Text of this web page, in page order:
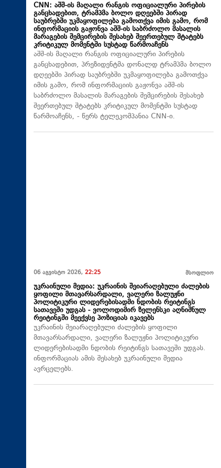
CNN: აშშ-ის მაღალი რანგის ოფიციალური პირების
განცხადებით, ტრამპმა ბოლო დღეებში პირად
საუბრებში უკმაყოფილება გამოთქვა იმის გამო, რომ
ინფორმაციის გაჟონვა აშშ-ის საბრძოლო მასალის
მარაგების შემცირების შესახებ შეერთებულ შტატებს
კრიტიკულ მომენტში სუსტად წარმოაჩენს
აშშ-ის მაღალი რანგის ოფიციალური პირების
განცხადებით, პრეზიდენტმა დონალდ ტრამპმა ბოლო
დღეებში პირად საუბრებში უკმაყოფილება გამოთქვა
იმის გამო, რომ ინფორმაციის გაჟონვა აშშ-ის
საბრძოლო მასალის მარაგების შემცირების შესახებ
შეერთებულ შტატებს კრიტიკულ მომენტში სუსტად
წარმოაჩენს, - წერს ტელეკომპანია CNN-ი.
06 აგვისტო 2026, 22:25 მსოფლიო
უკრაინული მედია: უკრაინის შეიარაღებული ძალების
ყოფილი მთავარსარდალი, ვალერი ზალუჟნი
პოლიტიკური ლიდერებისადმი ნდობის რეიტინგს
სათავეში უდგას - ვოლოდიმირ ზელენსკი აღნიშნულ
რეიტინგში მეექვსე პოზიციას იკავებს
უკრაინის შეიარაღებული ძალების ყოფილი
მთავარსარდალი, ვალერი ზალუჟნი პოლიტიკური
ლიდერებისადმი ნდობის რეიტინგს სათავეში უდგას.
ინფორმაციას ამის შესახებ უკრაინული მედია
ავრცელებს.